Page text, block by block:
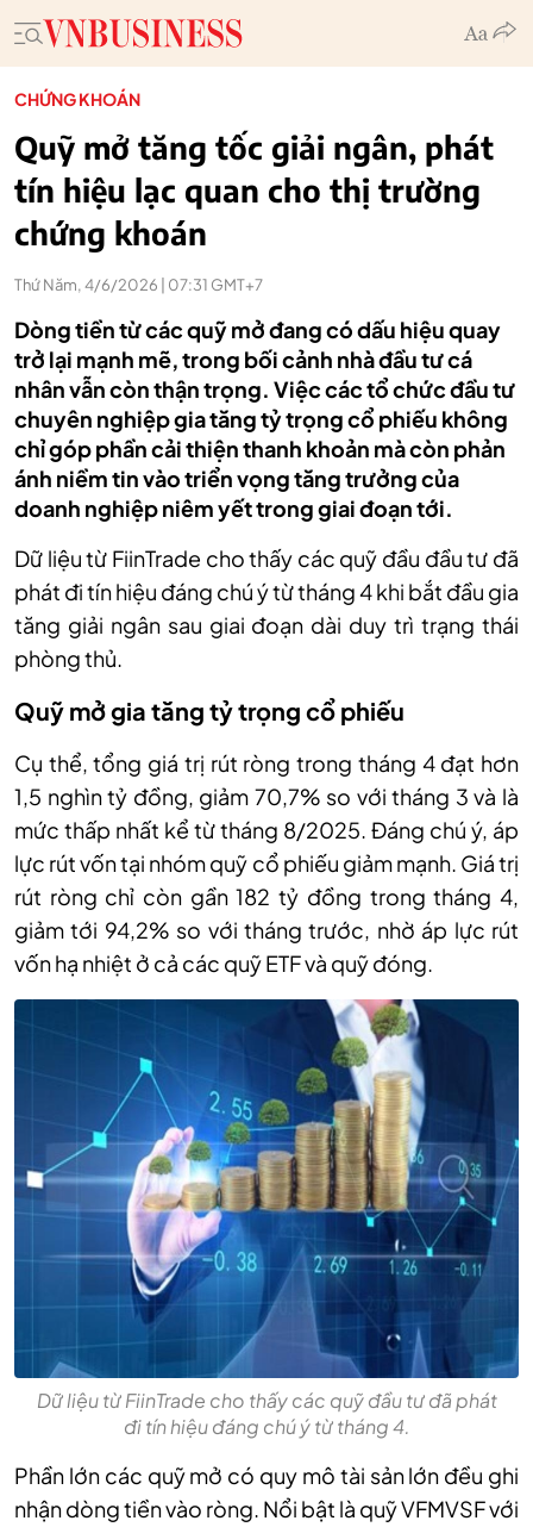
CHỨNG KHOÁN
Quỹ mở tăng tốc giải ngân, phát
tín hiệu lạc quan cho thị trường
chứng khoán
Thứ Năm, 4/6/2026 | 07:31 GMT+7
Dòng tiền từ các quỹ mở đang có dấu hiệu quay
trở lại mạnh mẽ, trong bối cảnh nhà đầu tư cá
nhân vẫn còn thận trọng. Việc các tổ chức đầu tư
chuyên nghiệp gia tăng tỷ trọng cổ phiếu không
chỉ góp phần cải thiện thanh khoản mà còn phản
ánh niềm tin vào triển vọng tăng trưởng của
doanh nghiệp niêm yết trong giai đoạn tới.
Dữ liệu từ FiinTrade cho thấy các quỹ đầu đầu tư đã
phát đi tín hiệu đáng chú ý từ tháng 4 khi bắt đầu gia
tăng giải ngân sau giai đoạn dài duy trì trạng thái
phòng thủ.
Quỹ mở gia tăng tỷ trọng cổ phiếu
Cụ thể, tổng giá trị rút ròng trong tháng 4 đạt hơn
1,5 nghìn tỷ đồng, giảm 70,7% so với tháng 3 và là
mức thấp nhất kể từ tháng 8/2025. Đáng chú ý, áp
lực rút vốn tại nhóm quỹ cổ phiếu giảm mạnh. Giá trị
rút ròng chỉ còn gần 182 tỷ đồng trong tháng 4,
giảm tới 94,2% so với tháng trước, nhờ áp lực rút
vốn hạ nhiệt ở cả các quỹ ETF và quỹ đóng.
Dữ liệu từ FiinTrade cho thấy các quỹ đầu tư đã phát
đi tín hiệu đáng chú ý từ tháng 4.
Phần lớn các quỹ mở có quy mô tài sản lớn đều ghi
nhận dòng tiền vào ròng. Nổi bật là quỹ VFMVSF với